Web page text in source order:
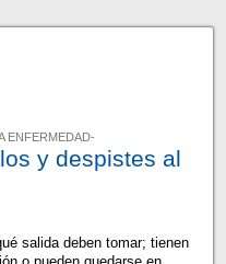
ENFERMEDAD-
y despistes al
salida deben tomar; tienen